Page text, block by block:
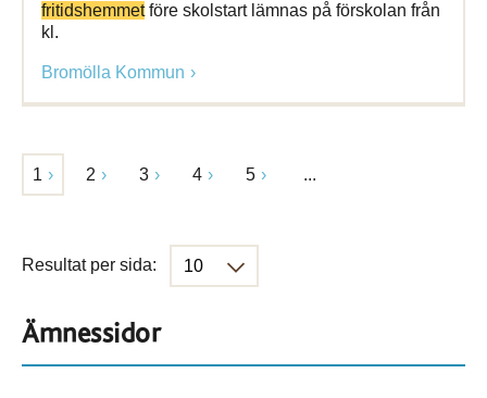
fritidshemmetföre skolstart lämnas på förskolan från
kl.
Bromölla Kommun
1 2 3 4 5 ...
Resultat per sida:
Ämnessidor